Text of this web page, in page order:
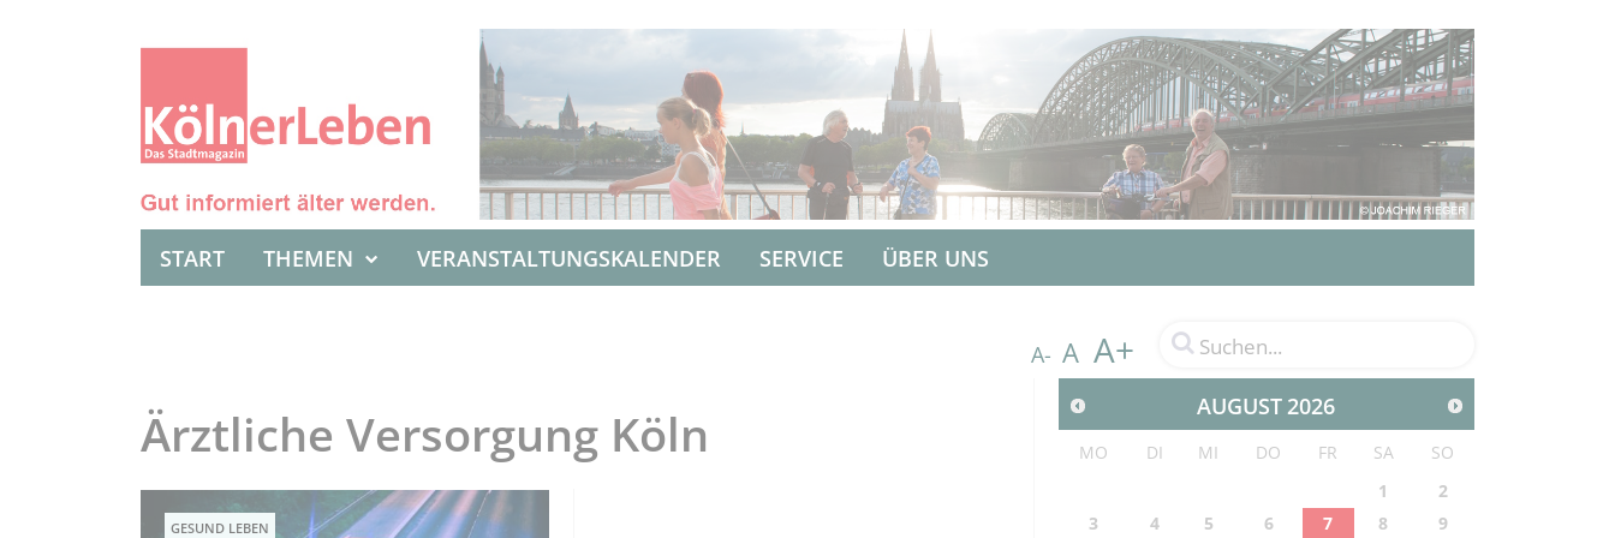
START THEMEN VERANSTALTUNGSKALENDER SERVICE ÜBER UNS
A- A A+
Ärztliche Versorgung Köln
GESUND LEBEN
AUGUST2026
MO DI MI DO FR SA
SO
1
2
3
4 5 6 7 8 9